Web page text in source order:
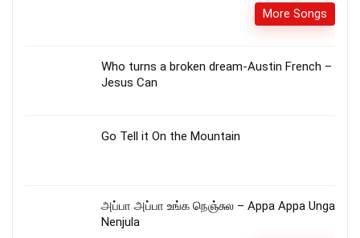
More Songs
Who turns a broken dream-Austin French –
Jesus Can
Go Tell it On the Mountain
அப்பா அப்பா உங்க நெஞ்சுல – Appa Appa Unga
Nenjula